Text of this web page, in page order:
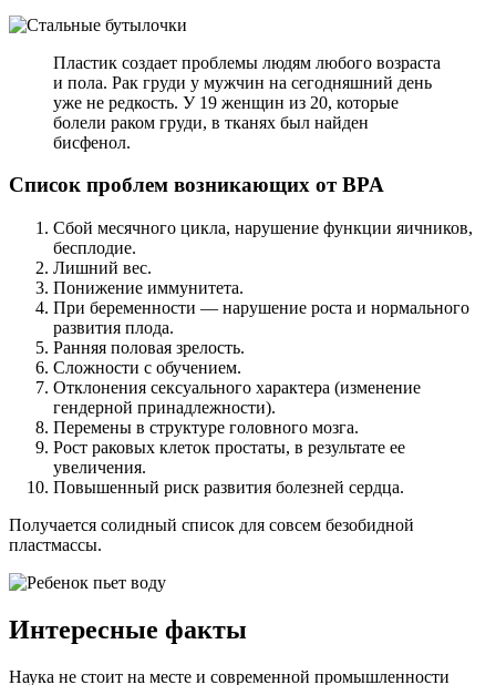
Пластик создает проблемы людям любого возраста
и пола. Рак груди у мужчин на сегодняшний день
уже не редкость. У 19 женщин из 20, которые
болели раком груди, в тканях был найден
бисфенол.
Список проблем возникающих от BPA
Сбой месячного цикла, нарушение функции яичников,
бесплодие.
Лишний вес.
Понижение иммунитета.
При беременности — нарушение роста и нормального
развития плода.
Ранняя половая зрелость.
Сложности с обучением.
Отклонения сексуального характера (изменение
гендерной принадлежности).
Перемены в структуре головного мозга.
Рост раковых клеток простаты, в результате ее
увеличения.
Повышенный риск развития болезней сердца.
Получается солидный список для совсем безобидной
пластмассы.
Интересные факты
Наука не стоит на месте и современной промышленности